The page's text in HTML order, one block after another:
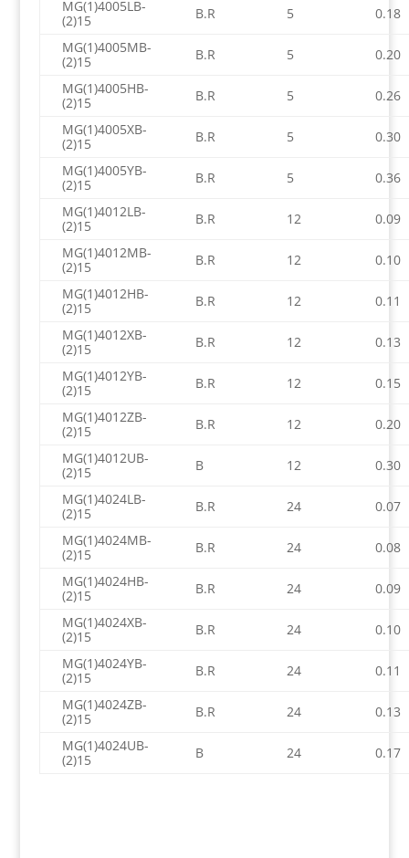
MG(1)4005LB-
(2)15
B.R 5
0.18
MG(1)4005MB-
(2)15
B.R 5
0.20
MG(1)4005HB-
(2)15
B.R 5
0.26
MG(1)4005XB-
(2)15
B.R 5
0.30
MG(1)4005YB-
(2)15
B.R 5
0.36
MG(1)4012LB-
(2)15
B.R 12
0.09
MG(1)4012MB-
(2)15
B.R 12
0.10
MG(1)4012HB-
(2)15
B.R 12
0.11
MG(1)4012XB-
(2)15
B.R 12
0.13
MG(1)4012YB-
(2)15
B.R 12
0.15
MG(1)4012ZB-
(2)15
B.R 12
0.20
MG(1)4012UB-
(2)15
B 12
0.30
MG(1)4024LB-
(2)15
B.R 24
0.07
MG(1)4024MB-
(2)15
B.R 24
0.08
MG(1)4024HB-
(2)15
B.R 24
0.09
MG(1)4024XB-
(2)15
B.R 24
0.10
MG(1)4024YB-
(2)15
B.R 24
0.11
MG(1)4024ZB-
(2)15
B.R 24
0.13
MG(1)4024UB-
(2)15
B 24 0.17